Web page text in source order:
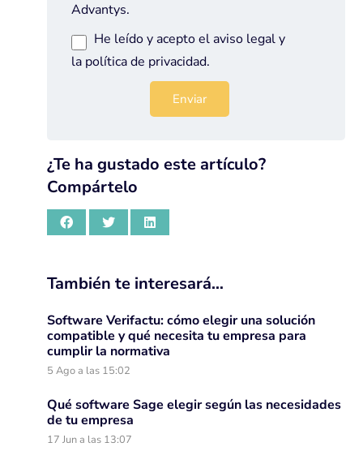
Advantys.
He leído y acepto el aviso legaly
la política de privacidad.
¿Te ha gustado este artículo?
Compártelo
También te interesará…
Software Verifactu: cómo elegir una solución
compatible y qué necesita tu empresa para
cumplir la normativa
5 Ago a las 15:02
Qué software Sage elegir según las necesidades
de tu empresa
17 Jun a las 13:07